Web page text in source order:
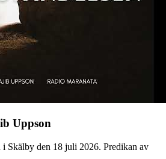
Uppson
i Skälby den 18 juli 2026. Predikan av